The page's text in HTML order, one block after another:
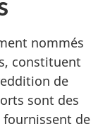
nommés
constituent
de
sont des
fournissent de